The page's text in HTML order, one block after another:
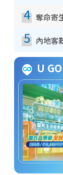
4
5
U